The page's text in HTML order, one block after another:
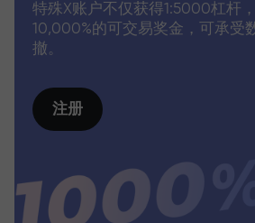
特殊X账户不仅获得1:5000杠杆
10,000%的可交易奖金，可承受
撤。
注册